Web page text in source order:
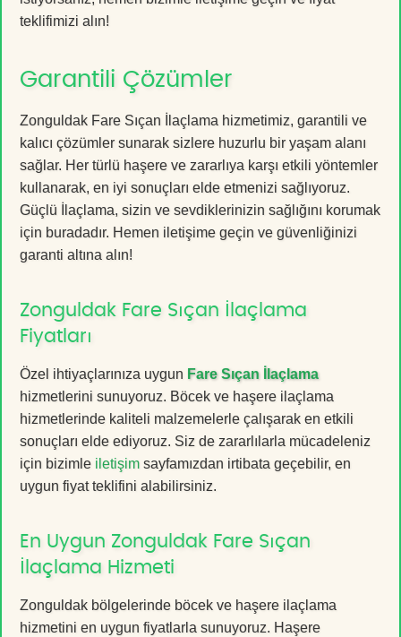
teklifimizi alın!
Garantili Çözümler
Zonguldak Fare Sıçan İlaçlama hizmetimiz, garantili ve
kalıcı çözümler sunarak sizlere huzurlu bir yaşam alanı
sağlar. Her türlü haşere ve zararlıya karşı etkili yöntemler
kullanarak, en iyi sonuçları elde etmenizi sağlıyoruz.
Güçlü İlaçlama, sizin ve sevdiklerinizin sağlığını korumak
için buradadır. Hemen iletişime geçin ve güvenliğinizi
garanti altına alın!
Zonguldak Fare Sıçan İlaçlama
Fiyatları
Özel ihtiyaçlarınıza uygun Fare Sıçan İlaçlama
hizmetlerini sunuyoruz. Böcek ve haşere ilaçlama
hizmetlerinde kaliteli malzemelerle çalışarak en etkili
sonuçları elde ediyoruz. Siz de zararlılarla mücadeleniz
için bizimle iletişim sayfamızdan irtibata geçebilir, en
uygun fiyat teklifini alabilirsiniz.
En Uygun Zonguldak Fare Sıçan
İlaçlama Hizmeti
Zonguldak bölgelerinde böcek ve haşere ilaçlama
hizmetini en uygun fiyatlarla sunuyoruz. Haşere